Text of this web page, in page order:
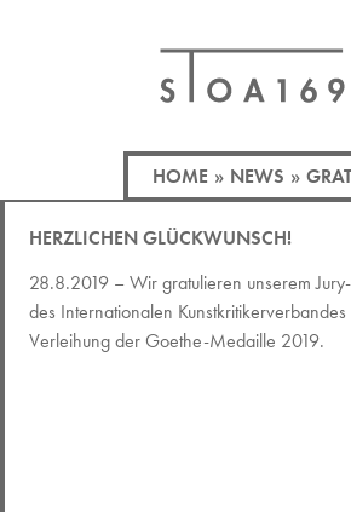
HOME » NEWS »
HERZLICHEN GLÜCKWUNSCH!
28.8.2019 – Wir gratulieren unserem
des Internationalen
Verleihung der Goethe-Medaille 2019.